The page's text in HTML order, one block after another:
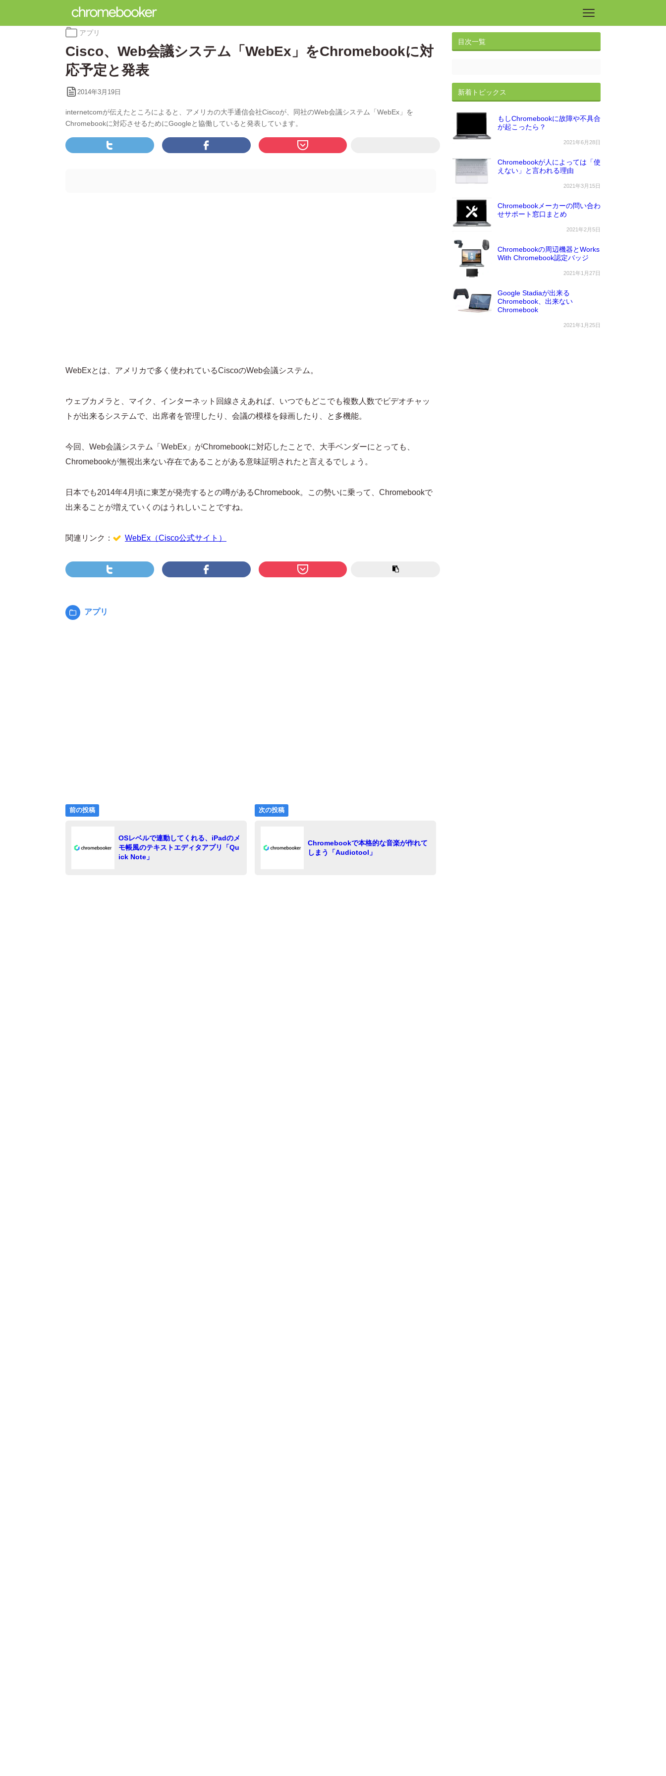
カ
ゴ
リ
ー:
アプリ
Cisco、Web会議システム「WebEx」をChromebookに対
応予定と発表
2014年3月19日
internetcomが伝えたところによると、アメリカの大手通信会社Ciscoが、同社のWeb会議システム「WebEx」を
Chromebookに対応させるためにGoogleと協働していると発表しています。
WebExとは、アメリカで多く使われているCiscoのWeb会議システム。
ウェブカメラと、マイク、インターネット回線さえあれば、いつでもどこでも複数人数でビデオチャッ
トが出来るシステムで、出席者を管理したり、会議の模様を録画したり、と多機能。
今回、Web会議システム「WebEx」がChromebookに対応したことで、大手ベンダーにとっても、
Chromebookが無視出来ない存在であることがある意味証明されたと言えるでしょう。
日本でも2014年4月頃に東芝が発売するとの噂があるChromebook。この勢いに乗って、Chromebookで
出来ることが増えていくのはうれしいことですね。
関連リンク： WebEx（Cisco公式サイト）
カ
アプリ
投
ナ
前の投稿
の
OSレベルで連動してくれる、iPadのメ
モ帳風のテキストエディタアプリ「Qu
ick Note」
次の投稿
の
Chromebookで本格的な音楽が作れて
しまう「Audiotool」
目次一覧
新着トピックス
もしChromebookに故障や不具合
が起こったら？
2021年6月28日
Chromebookが人によっては「使
えない」と言われる理由
2021年3月15日
Chromebookメーカーの問い合わ
せサポート窓口まとめ
2021年2月5日
Chromebookの周辺機器とWorks
With Chromebook認定バッジ
2021年1月27日
Google Stadiaが出来る
Chromebook、出来ない
Chromebook
2021年1月25日